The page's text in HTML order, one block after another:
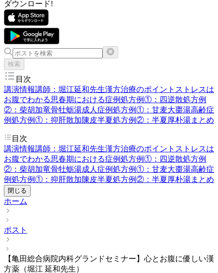
ダウンロード!
検索
目次
講演情報講師：堀江延和先生漢方治療のポイント ストレスは
お腹でわかる思春期における症例処方例①：四逆散処方例
②：柴胡加竜骨牡蛎湯成人症例処方例①：甘麦大棗湯高齢症
例処方例①：抑肝散加陳皮半夏処方例②：半夏厚朴湯まとめ
目次
講演情報講師：堀江延和先生漢方治療のポイント ストレスは
お腹でわかる思春期における症例処方例①：四逆散処方例
②：柴胡加竜骨牡蛎湯成人症例処方例①：甘麦大棗湯高齢症
例処方例①：抑肝散加陳皮半夏処方例②：半夏厚朴湯まとめ
閉じる
ホーム
ポスト
【亀田総合病院内科グランドセミナー】心とお腹に優しい漢
方薬（堀江 延和先生）